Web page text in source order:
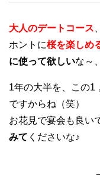
大人のデートコース
ホントに桜を楽しめ
に使って欲しいな～
1年の大半を、この1
ですからね（笑）
お花見で宴会も良い
みて くださいな♪